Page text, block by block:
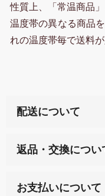
性質上、「常温商品
温度帯の異なる商品
れの温度帯毎で送料が
配送について
天ペイ」の方はご
サイト内で購入され
返品・交換につい
または配送途中の
お支払いについて